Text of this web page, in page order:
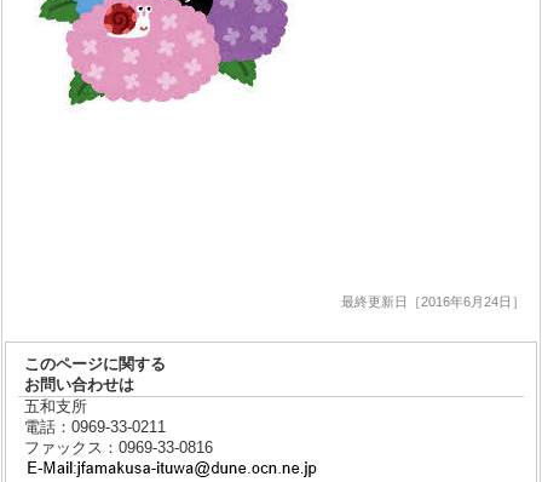
最終更新日［2016年6月24日］
このページに関する
お問い合わせは
五和支所
電話：0969-33-0211
ファックス：0969-33-0816